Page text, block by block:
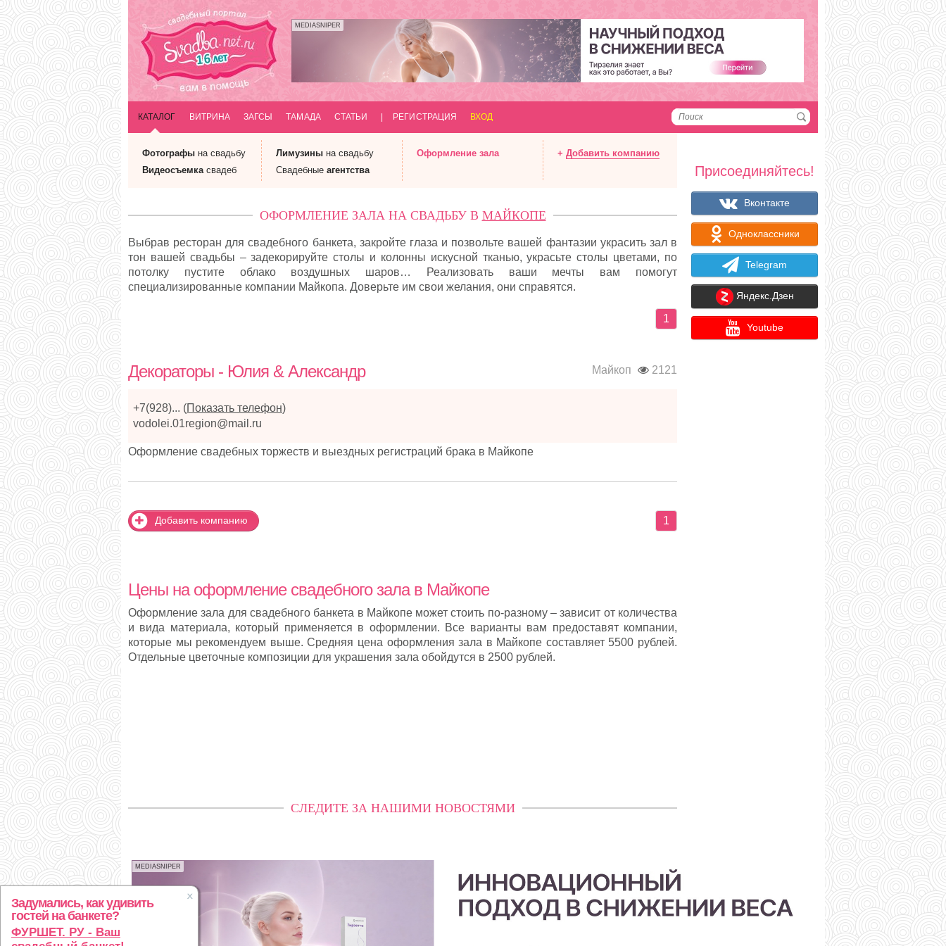
MEDIASNIPER
КАТАЛОГ ВИТРИНА ЗАГСЫ ТАМАДА СТАТЬИ РЕГИСТРАЦИЯ ВХОД
Фотографы на свадьбу
Видеосъемкасвадеб
Лимузины на свадьбу
Свадебные агентства
Оформление зала + Добавить компанию
ОФОРМЛЕНИЕ ЗАЛА НА СВАДЬБУ В МАЙКОПЕ
Выбрав ресторан для свадебного банкета, закройте глаза и позвольте вашей фантазии украсить зал в
тон вашей свадьбы – задекорируйте столы и колонны искусной тканью, украсьте столы цветами, по
потолку пустите облако воздушных шаров… Реализовать ваши мечты вам помогут
специализированные компании Майкопа. Доверьте им свои желания, они справятся.
1
Майкоп 2121
Декораторы - Юлия & Александр
+7(928)... (Показать телефон)
vodolei.01region@mail.ru
Оформление свадебных торжеств и выездных регистраций брака в Майкопе
Добавить компанию 1
Цены на оформление свадебного зала в Майкопе
Оформление зала для свадебного банкета в Майкопе может стоить по-разному – зависит от количества
и вида материала, который применяется в оформлении. Все варианты вам предоставят компании,
которые мы рекомендуем выше. Средняя цена оформления зала в Майкопе составляет 5500 рублей.
Отдельные цветочные композиции для украшения зала обойдутся в 2500 рублей.
Задумались, как удивить
гостей на банкете?
ФУРШЕТ. РУ - Ваш
СЛЕДИТЕ ЗА НАШИМИ НОВОСТЯМИ
Присоединяйтесь!
Вконтакте
Одноклассники
Telegram
Яндекс.Дзен
Youtube
MEDIASNIPER